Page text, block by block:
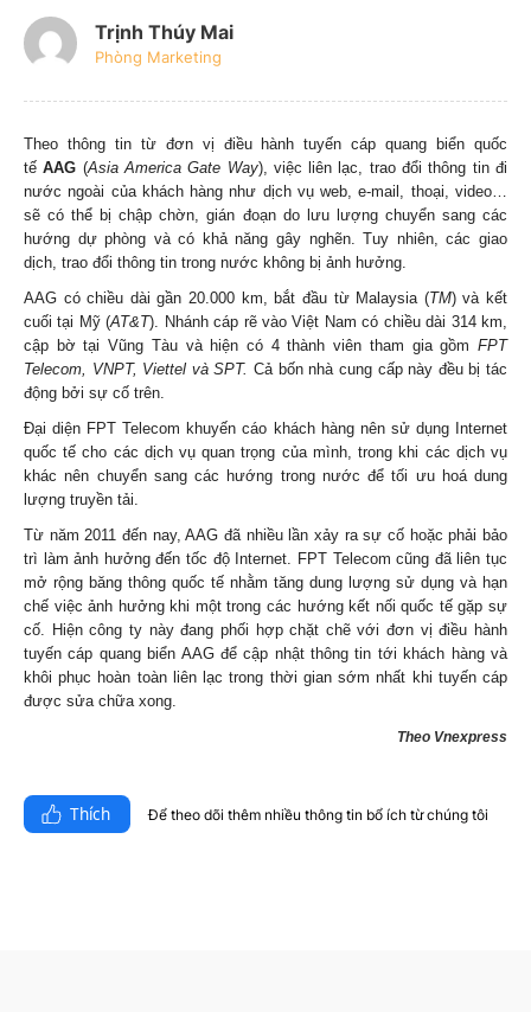
Trịnh Thúy Mai
Phòng Marketing
Theo thông tin từ đơn vị điều hành tuyến cáp quang biển quốc
tếAAG (Asia America Gate Way), việc liên lạc, trao đổi thông tin đi
nước ngoài của khách hàng như dịch vụ web, e-mail, thoại, video…
sẽ có thể bị chập chờn, gián đoạn do lưu lượng chuyển sang các
hướng dự phòng và có khả năng gây nghẽn. Tuy nhiên, các giao
dịch, trao đổi thông tin trong nước không bị ảnh hưởng.
AAG có chiều dài gần 20.000 km, bắt đầu từ Malaysia (TM) và kết
cuối tại Mỹ (AT&T). Nhánh cáp rẽ vào Việt Nam có chiều dài 314 km,
cập bờ tại Vũng Tàu và hiện có 4 thành viên tham gia gồm FPT
Telecom, VNPT, Viettel và SPT. Cả bốn nhà cung cấp này đều bị tác
động bởi sự cố trên.
Đại diện FPT Telecom khuyến cáo khách hàng nên sử dụng Internet
quốc tế cho các dịch vụ quan trọng của mình, trong khi các dịch vụ
khác nên chuyển sang các hướng trong nước để tối ưu hoá dung
lượng truyền tải.
Từ năm 2011 đến nay, AAG đã nhiều lần xảy ra sự cố hoặc phải bảo
trì làm ảnh hưởng đến tốc độ Internet. FPT Telecom cũng đã liên tục
mở rộng băng thông quốc tế nhằm tăng dung lượng sử dụng và hạn
chế việc ảnh hưởng khi một trong các hướng kết nối quốc tế gặp sự
cố. Hiện công ty này đang phối hợp chặt chẽ với đơn vị điều hành
tuyến cáp quang biển AAG để cập nhật thông tin tới khách hàng và
khôi phục hoàn toàn liên lạc trong thời gian sớm nhất khi tuyến cáp
được sửa chữa xong.
Theo Vnexpress
Thích Để theo dõi thêm nhiều thông tin bổ ích từ chúng tôi​